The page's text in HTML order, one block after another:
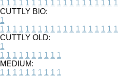
1 1 1 1 1 1 1 1 1 1 1 1 1 1 1 1 1 1 1
CUTTLY BIO:
1
1 1 1 1 1 1 1 1 1 1 1 1 1 1 1 1 1 1 1
CUTTLY OLD:
1
1 1 1 1 1 1 1 1 1 1
MEDIUM:
1 1 1 1 1 1 1 1 1 1